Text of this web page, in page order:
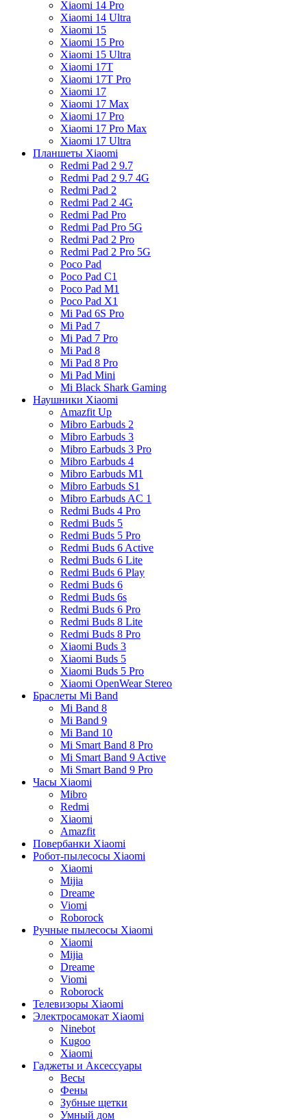
Xiaomi 14 Pro
Xiaomi 14 Ultra
Xiaomi 15
Xiaomi 15 Pro
Xiaomi 15 Ultra
Xiaomi 17T
Xiaomi 17T Pro
Xiaomi 17
Xiaomi 17 Max
Xiaomi 17 Pro
Xiaomi 17 Pro Max
Xiaomi 17 Ultra
Планшеты Xiaomi
Redmi Pad 2 9.7
Redmi Pad 2 9.7 4G
Redmi Pad 2
Redmi Pad 2 4G
Redmi Pad Pro
Redmi Pad Pro 5G
Redmi Pad 2 Pro
Redmi Pad 2 Pro 5G
Poco Pad
Poco Pad C1
Poco Pad M1
Poco Pad X1
Mi Pad 6S Pro
Mi Pad 7
Mi Pad 7 Pro
Mi Pad 8
Mi Pad 8 Pro
Mi Pad Mini
Mi Black Shark Gaming
Наушники Xiaomi
Amazfit Up
Mibro Earbuds 2
Mibro Earbuds 3
Mibro Earbuds 3 Pro
Mibro Earbuds 4
Mibro Earbuds M1
Mibro Earbuds S1
Mibro Earbuds AC 1
Redmi Buds 4 Pro
Redmi Buds 5
Redmi Buds 5 Pro
Redmi Buds 6 Active
Redmi Buds 6 Lite
Redmi Buds 6 Play
Redmi Buds 6
Redmi Buds 6s
Redmi Buds 6 Pro
Redmi Buds 8 Lite
Redmi Buds 8 Pro
Xiaomi Buds 3
Xiaomi Buds 5
Xiaomi Buds 5 Pro
Xiaomi OpenWear Stereo
Браслеты Mi Band
Mi Band 8
Mi Band 9
Mi Band 10
Mi Smart Band 8 Pro
Mi Smart Band 9 Active
Mi Smart Band 9 Pro
Часы Xiaomi
Mibro
Redmi
Xiaomi
Amazfit
Повербанки Xiaomi
Робот-пылесосы Xiaomi
Xiaomi
Mijia
Dreame
Viomi
Roborock
Ручные пылесосы Xiaomi
Xiaomi
Mijia
Dreame
Viomi
Roborock
Телевизоры Xiaomi
Электросамокат Xiaomi
Ninebot
Kugoo
Xiaomi
Гаджеты и Аксессуары
Весы
Фены
Зубные щетки
Умный дом